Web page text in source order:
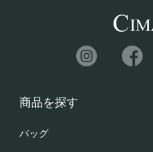
商品を探す
バッグ